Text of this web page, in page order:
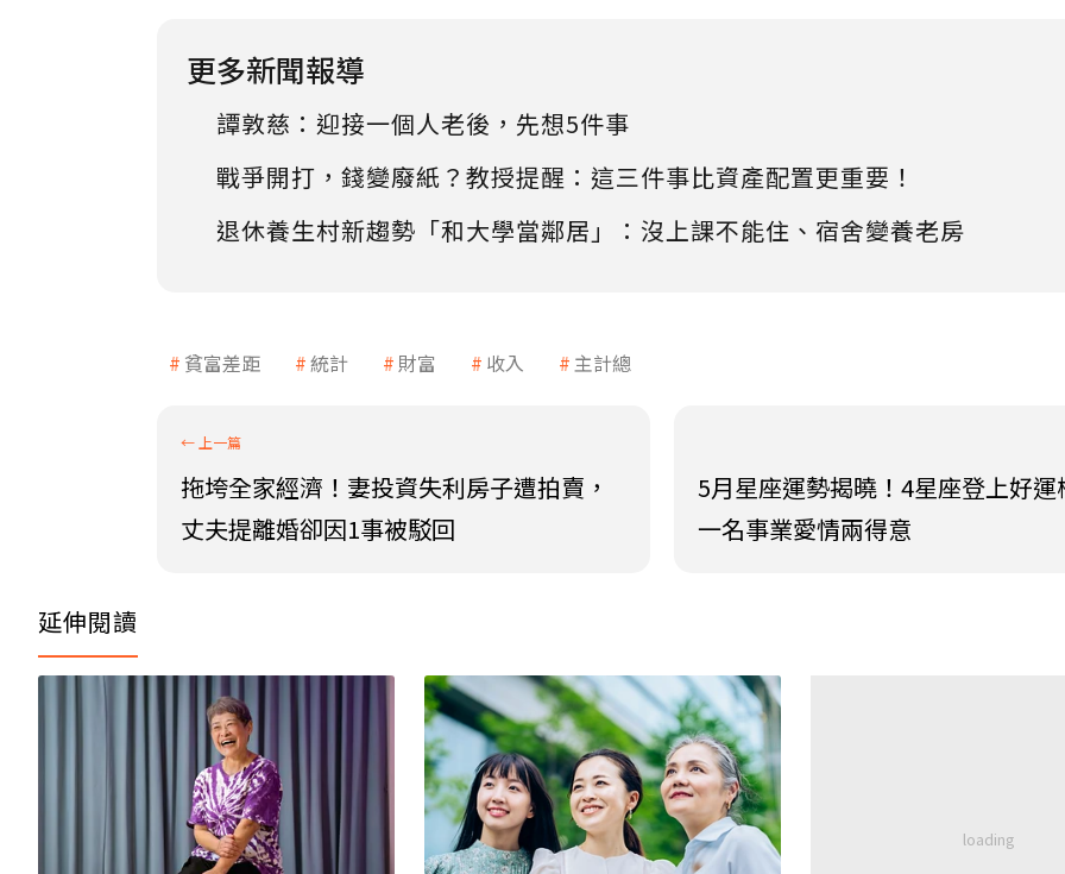
更多新聞報導
譚敦慈：迎接一個人老後，先想5件事
戰爭開打，錢變廢紙？教授提醒：這三件事比資產配置更重要！
退休養生村新趨勢「和大學當鄰居」：沒上課不能住、宿舍變養老房
貧富差距 統計 財富 收入 主計總
拖垮全家經濟！妻投資失利房子遭拍賣，
丈夫提離婚卻因1事被駁回
5月星座運勢揭曉！4星座登上好運
一名事業愛情兩得意
延伸閱讀